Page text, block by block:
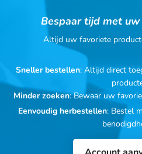
Bespaar tijd met
Altijd uw favoriete
Sneller bestellen: Altijd direct
Minder zoeken: Bewaar uw
Eenvoudig herbestellen: Bestel